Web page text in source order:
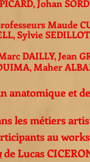
Johan
Maude
Sylvie
DAILLY, Jean
Maher
anatomique et
les métiers
au
de Lucas